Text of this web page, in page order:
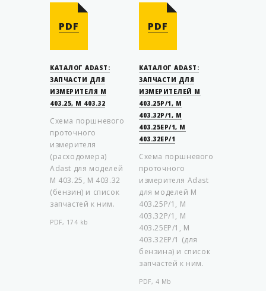
PDF
КАТАЛОГ ADAST:
ЗАПЧАСТИ ДЛЯ
ИЗМЕРИТЕЛЯ М
403.25, М 403.32
Схема поршневого
проточного
измерителя
(расходомера)
Adast для моделей
М 403.25, М 403.32
(бензин) и список
запчастей к ним.
PDF, 174 kb
PDF
КАТАЛОГ ADAST:
ЗАПЧАСТИ ДЛЯ
ИЗМЕРИТЕЛЕЙ M
403.25P/1, M
403.32P/1, M
403.25EP/1, M
403.32EP/1
Схема пoршневого
прoтoчного
измерителя Adast
для моделей M
403.25P/1, M
403.32P/1, M
403.25EP/1, M
403.32EP/1 (для
бензина) и список
запчастей к ним.
PDF, 4 Mb